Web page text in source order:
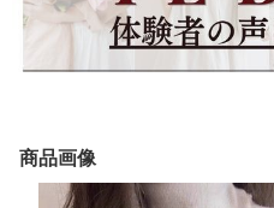
商品画像